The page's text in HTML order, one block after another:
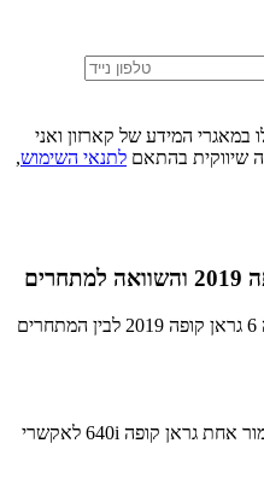
במאגרי המידע של קארזון ואני
שיווקית בהתאם לתנאי השימוש,
השוואת רמות הגימור של ב.מ.וו סדרה 6 גראן קופה 2019 לבין המתחרים
לב.מ.וו סדרה 6 גראן קופה יש רמת גימור אחת גראן קופה 640i לאקשרי